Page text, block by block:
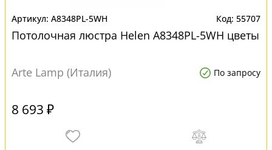
A8348PL-5WH 55707
Потолочная люстра Helen A8348PL-5WH цветы
Arte Lamp (Италия) По запросу
8 693 ₽